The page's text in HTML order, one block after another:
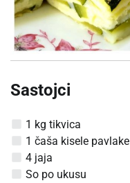
Sastojci
1 kg tikvica
1 čaša kisele pavlake
4 jaja
So po ukusu